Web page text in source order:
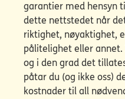
garantier med hensyn
dette nettstedet når
riktighet, nøyaktighet,
pålitelighet eller
og i den grad det
påtar du (og ikke oss)
kostnader til all